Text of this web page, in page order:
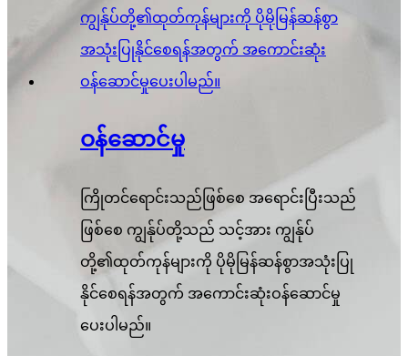
ဝန်ဆောင်မှု
ကြိုတင်ရောင်းသည်ဖြစ်စေ အရောင်းပြီးသည်
ဖြစ်စေ ကျွန်ုပ်တို့သည် သင့်အား ကျွန်ုပ်
တို့၏ထုတ်ကုန်များကို ပိုမိုမြန်ဆန်စွာအသုံးပြု
နိုင်စေရန်အတွက် အကောင်းဆုံးဝန်ဆောင်မှု
ပေးပါမည်။